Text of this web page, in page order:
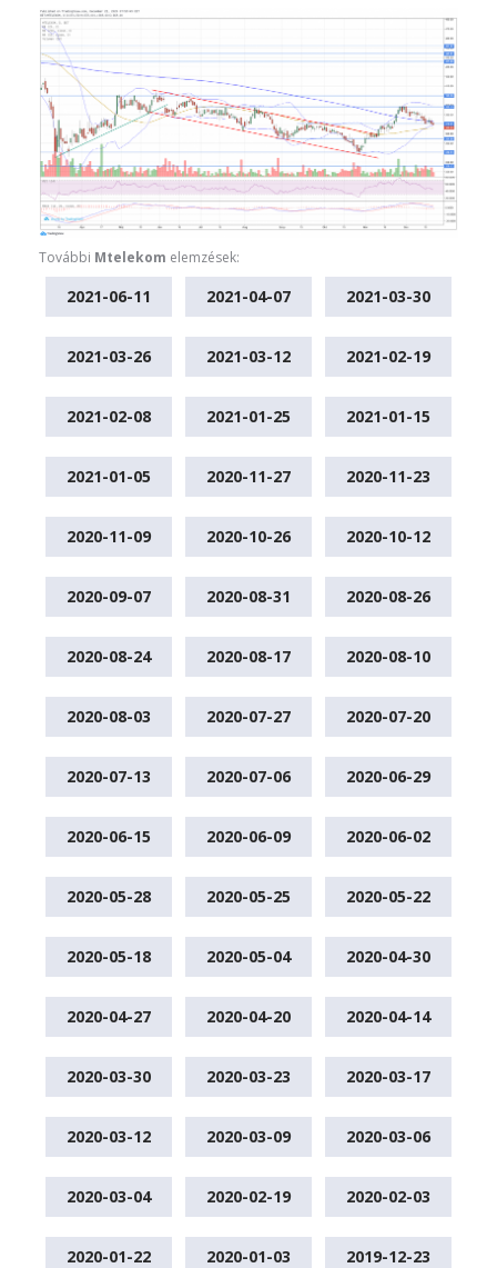
További Mtelekom elemzések:
2021-06-11 2021-04-07 2021-03-30
2021-03-26 2021-03-12 2021-02-19
2021-02-08 2021-01-25 2021-01-15
2021-01-05 2020-11-27 2020-11-23
2020-11-09 2020-10-26 2020-10-12
2020-09-07 2020-08-31 2020-08-26
2020-08-24 2020-08-17 2020-08-10
2020-08-03 2020-07-27 2020-07-20
2020-07-13 2020-07-06 2020-06-29
2020-06-15 2020-06-09 2020-06-02
2020-05-28 2020-05-25 2020-05-22
2020-05-18 2020-05-04 2020-04-30
2020-04-27 2020-04-20 2020-04-14
2020-03-30 2020-03-23 2020-03-17
2020-03-12 2020-03-09 2020-03-06
2020-03-04 2020-02-19 2020-02-03
2020-01-22 2020-01-03 2019-12-23